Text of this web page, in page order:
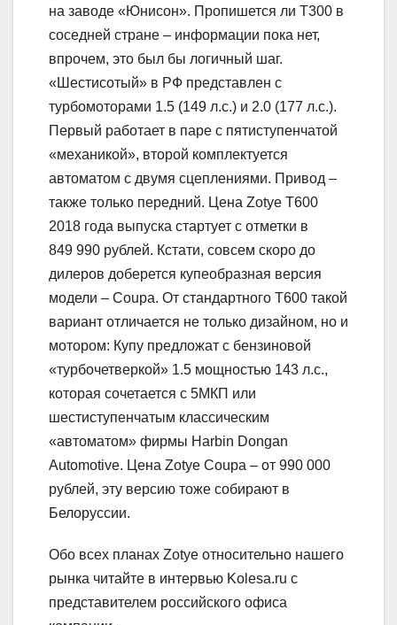
на заводе «Юнисон». Пропишется ли T300 в
соседней стране – информации пока нет,
впрочем, это был бы логичный шаг.
«Шестисотый» в РФ представлен с
турбомоторами 1.5 (149 л.с.) и 2.0 (177 л.с.).
Первый работает в паре с пятиступенчатой
«механикой», второй комплектуется
автоматом с двумя сцеплениями. Привод –
также только передний. Цена Zotye T600
2018 года выпуска стартует с отметки в
849 990 рублей. Кстати, совсем скоро до
дилеров доберется купеобразная версия
модели – Coupa. От стандартного T600 такой
вариант отличается не только дизайном, но и
мотором: Купу предложат с бензиновой
«турбочетверкой» 1.5 мощностью 143 л.с.,
которая сочетается с 5МКП или
шестиступенчатым классическим
«автоматом» фирмы Harbin Dongan
Automotive. Цена Zotye Coupa – от 990 000
рублей, эту версию тоже собирают в
Белоруссии.
Обо всех планах Zotye относительно нашего
рынка читайте в интервью Kolesa.ru с
представителем российского офиса